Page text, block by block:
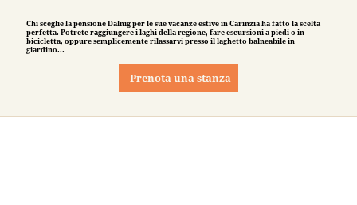
Chi sceglie la pensione Dalnig per le sue vacanze estive in Carinzia ha fatto la scelta
perfetta. Potrete raggiungere i laghi della regione, fare escursioni a piedi o in
bicicletta, oppure semplicemente rilassarvi presso il laghetto balneabile in
giardino...
Prenota una stanza